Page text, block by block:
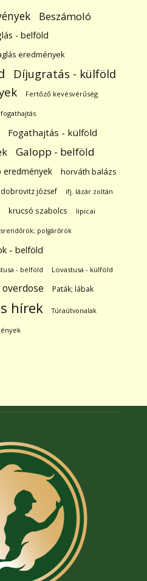
Beszámoló
- belföld
eredmények
Díjugratás - külföld
Fertőző kevésvérűség
fogathajtás
Fogathajtás - külföld
Galopp - belföld
eredmények horváth balázs
józsef ifj. lázár zoltán
krucsó szabolcs lipicai
polgárőrök
- belföld
- belföld Lovastusa - külföld
overdose Paták; lábak
hírek Túraútvonalak